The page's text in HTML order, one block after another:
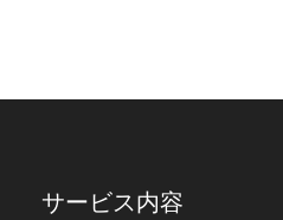
サービス内容